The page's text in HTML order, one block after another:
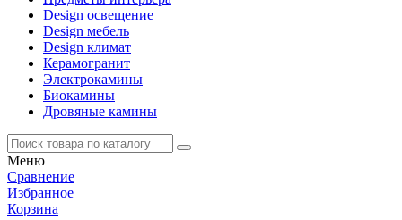
Design освещение
Design мебель
Design климат
Керамогранит
Электрокамины
Биокамины
Дровяные камины
Меню
Сравнение
Избранное
Корзина